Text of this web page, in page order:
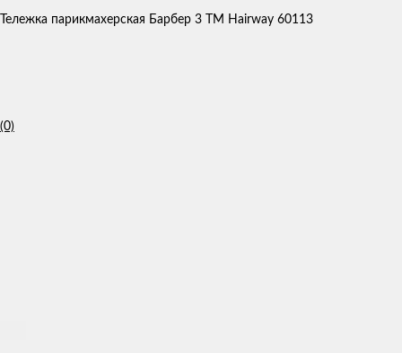
Тележка парикмахерская Барбер 3 ТМ Hairway 60113
(0)